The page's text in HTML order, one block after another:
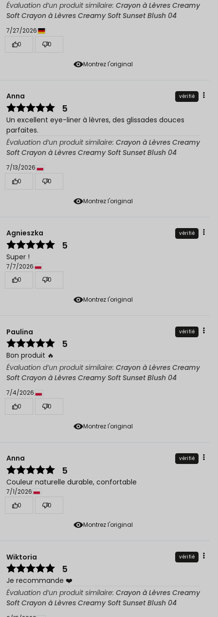
Montrez l'original
Évaluation d’un produit similaire: Crayon à Lèvres Creamy
Soft Crayon à Lèvres Creamy Soft Sunset Blush 04
7/27/2026
0
0
Montrez l'original
Anna vérifié
5
Un excellent eye-liner à lèvres, des glissades douces
parfaites.
Évaluation d’un produit similaire: Crayon à Lèvres Creamy
Soft Crayon à Lèvres Creamy Soft Sunset Blush 04
7/13/2026
0
0
Montrez l'original
Agnieszka vérifié
5
Super !
7/7/2026
0
0
Montrez l'original
Paulina vérifié
5
Bon produit 🔥
Évaluation d’un produit similaire: Crayon à Lèvres Creamy
Soft Crayon à Lèvres Creamy Soft Sunset Blush 04
7/4/2026
0
0
Montrez l'original
Anna vérifié
5
Couleur naturelle durable, confortable
7/1/2026
0
0
Wiktoria vérifié
5
Je recommande ❤️
Évaluation d’un produit similaire: Crayon à Lèvres Creamy
Soft Crayon à Lèvres Creamy Soft Sunset Blush 04